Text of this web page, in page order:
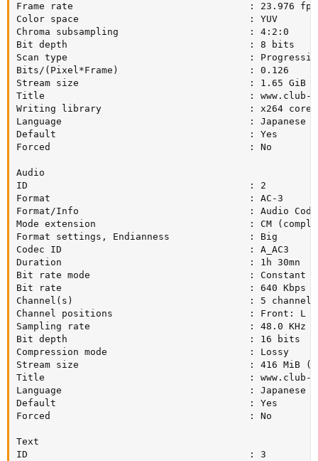
Frame rate                               : 23.976 fps
Color space                              : YUV
Chroma subsampling                       : 4:2:0
Bit depth                                : 8 bits
Scan type                                :
Bits/(Pixel*Frame)                       : 0.126
Stream size                              : 1.65 GiB
Title                                    : www.club-
Writing library                          : x264 core 125
Language                                 : Japanese
Default                                  : Yes
Forced                                   : No
Audio
ID                                       : 2
Format                                   : AC-3
Format/Info                              : Audio
Mode extension                           : CM
Format settings, Endianness              : Big
Codec ID                                 : A_AC3
Duration                                 : 1h 30mn
Bit rate mode                            : Constant
Bit rate                                 : 640 Kbps
Channel(s)                               : 5 channels
Channel positions                        : Front: L C
Sampling rate                            : 48.0 KHz
Bit depth                                : 16 bits
Compression mode                         : Lossy
Stream size                              : 416 MiB
Title                                    : www.club-
Language                                 : Japanese
Default                                  : Yes
Forced                                   : No
Text
ID                                       : 3